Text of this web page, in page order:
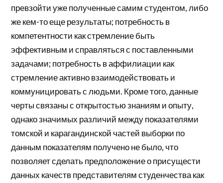
превзойти уже полученные самим студентом, либо
же кем-то еще результаты; потребность в
компетентности как стремление быть
эффективным и справляться с поставленными
задачами; потребность в аффилиации как
стремление активно взаимодействовать и
коммуницировать с людьми. Кроме того, данные
черты связаны с открытостью знаниям и опыту,
однако значимых различий между показателями
томской и карагандинской частей выборки по
данным показателям получено не было, что
позволяет сделать предположение о присущести
данных качеств представителям студенчества как